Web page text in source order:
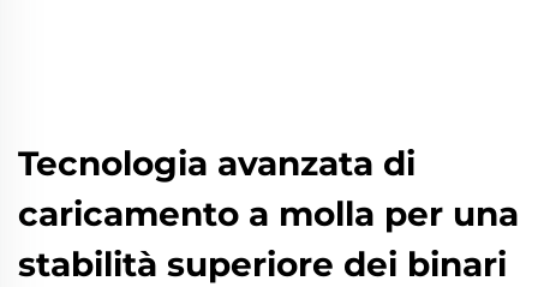
Tecnologia avanzata di
caricamento a molla per una
stabilità superiore dei binari